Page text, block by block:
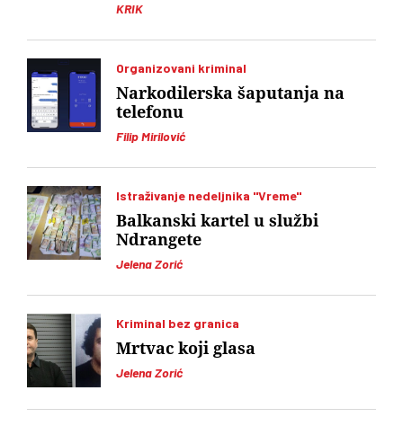
KRIK
Organizovani kriminal
Filip Mirilović
Narkodilerska šaputanja na
telefonu
Istraživanje nedeljnika "Vreme"
Jelena Zorić
Balkanski kartel u službi
Ndrangete
Kriminal bez granica
Jelena Zorić
Mrtvac koji glasa